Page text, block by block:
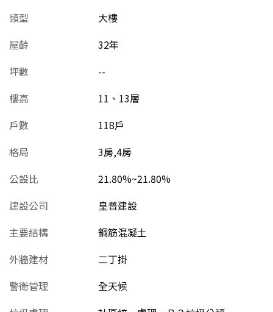
類型
大樓
屋齡
32年
坪數
--
樓高
11、13層
戶數
118戶
格局
3房,4房
公設比
21.80%~21.80%
建設公司
皇普建設
主要結構
鋼筋混凝土
外牆建材
二丁掛
警衛管理
全天候